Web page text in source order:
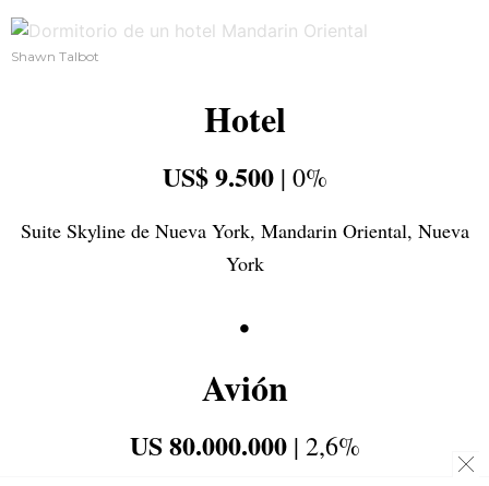
Shawn Talbot
Hotel
US$ 9.500| 0%
Suite Skyline de Nueva York, Mandarin Oriental, Nueva
York
•
Avión
US 80.000.000| 2,6%